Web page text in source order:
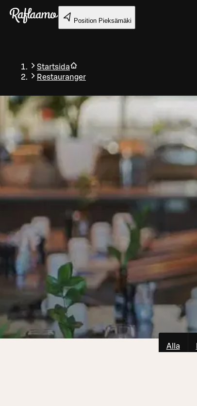
Gå till huvudinnehållet
Position Pieksämäki
Startsida
Restauranger
Alla